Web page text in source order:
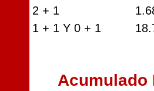
2 + 1
1 + 1 Y 0 + 1
Acumulado